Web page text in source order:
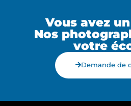
Vous avez
Nos
votre
Demande de